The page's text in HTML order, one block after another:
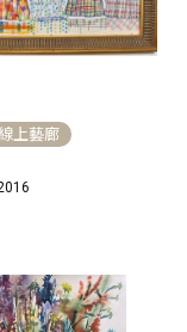
上藝廊